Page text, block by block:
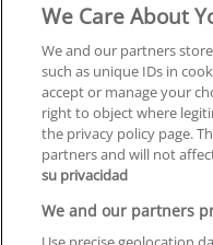
We Care About
We and our partners
such as unique IDs in
accept or manage your
right to object where
the privacy policy page.
partners and will not
su privacidad
We and our partners